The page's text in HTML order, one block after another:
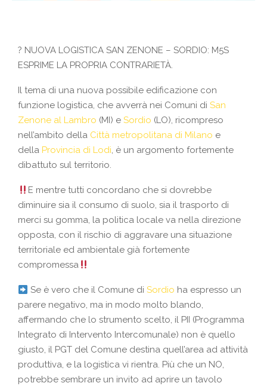
? NUOVA LOGISTICA SAN ZENONE – SORDIO: M5S
ESPRIME LA PROPRIA CONTRARIETÀ.
Il tema di una nuova possibile edificazione con
funzione logistica, che avverrà nei Comuni di San
Zenone al Lambro (MI) e Sordio (LO), ricompreso
nell’ambito della Città metropolitana di Milano e
della Provincia di Lodi, è un argomento fortemente
dibattuto sul territorio.
E mentre tutti concordano che si dovrebbe
diminuire sia il consumo di suolo, sia il trasporto di
merci su gomma, la politica locale va nella direzione
opposta, con il rischio di aggravare una situazione
territoriale ed ambientale già fortemente
compromessa
Se è vero che il Comune diSordio ha espresso un
parere negativo, ma in modo molto blando,
affermando che lo strumento scelto, il PII (Programma
Integrato di Intervento Intercomunale) non è quello
giusto, il PGT del Comune destina quell’area ad attività
produttiva, e la logistica vi rientra. Più che un NO,
potrebbe sembrare un invito ad aprire un tavolo